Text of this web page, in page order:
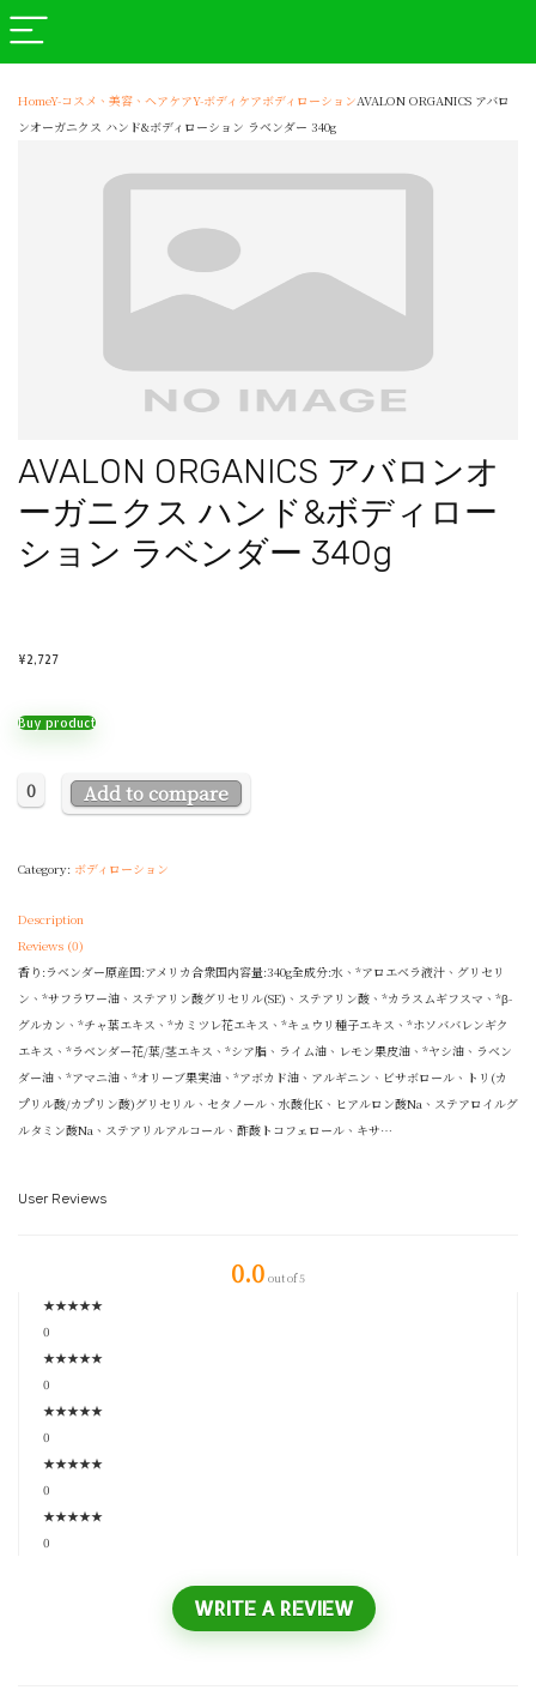
HomeY-コスメ、美容、ヘアケアY-ボディケアボディローションAVALON ORGANICS アバロ
ンオーガニクス ハンド&ボディローション ラベンダー 340g
AVALON ORGANICS アバロンオ
ーガニクス ハンド&ボディロー
ション ラベンダー 340g
¥2,727
Buy product
0 Add to compare
Category: ボディローション
Description
Reviews (0)
香り:ラベンダー原産国:アメリカ合衆国内容量:340g全成分:水、*アロエベラ液汁、グリセリ
ン、*サフラワー油、ステアリン酸グリセリル(SE)、ステアリン酸、*カラスムギフスマ、*β-
グルカン、*チャ葉エキス、*カミツレ花エキス、*キュウリ種子エキス、*ホソババレンギク
エキス、*ラベンダー花/葉/茎エキス、*シア脂、ライム油、レモン果皮油、*ヤシ油、ラベン
ダー油、*アマニ油、*オリーブ果実油、*アボカド油、アルギニン、ビサボロール、トリ(カ
プリル酸/カプリン酸)グリセリル、セタノール、水酸化K、ヒアルロン酸Na、ステアロイルグ
ルタミン酸Na、ステアリルアルコール、酢酸トコフェロール、キサ…
User Reviews
0.0 out of 5
★★★★★
0
★★★★★
0
★★★★★
0
★★★★★
0
★★★★★
0
WRITE A REVIEW